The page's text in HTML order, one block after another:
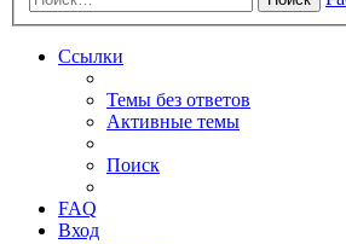
Ссылки
Темы без ответов
Активные темы
Поиск
FAQ
Вход